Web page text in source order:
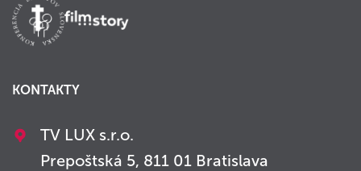
KONTAKTY
TV LUX s.r.o.
Prepoštská 5, 811 01 Bratislava